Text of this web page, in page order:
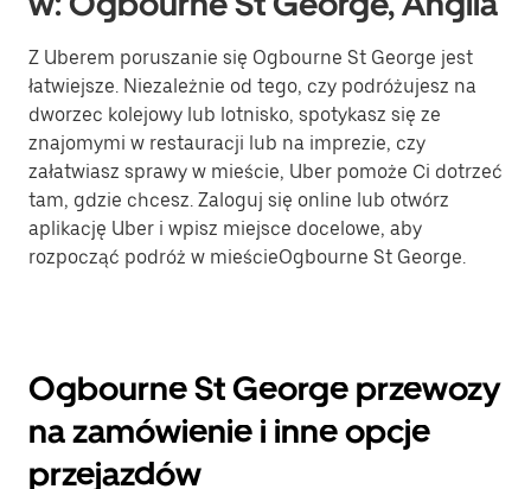
Z Uberem poruszanie się Ogbourne St George jest
łatwiejsze. Niezależnie od tego, czy podróżujesz na
dworzec kolejowy lub lotnisko, spotykasz się ze
znajomymi w restauracji lub na imprezie, czy
załatwiasz sprawy w mieście, Uber pomoże Ci dotrzeć
tam, gdzie chcesz. Zaloguj się online lub otwórz
aplikację Uber i wpisz miejsce docelowe, aby
rozpocząć podróż w mieścieOgbourne St George.
Ogbourne St George przewozy
na zamówienie i inne opcje
przejazdów